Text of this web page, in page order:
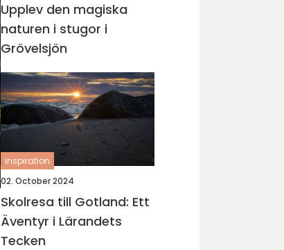
Upplev den magiska
naturen i stugor i
Grövelsjön
inspiration
02. October 2024
Skolresa till Gotland: Ett
Äventyr i Lärandets
Tecken